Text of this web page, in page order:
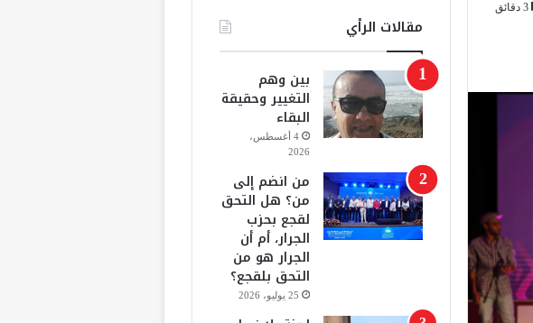
3 دقائق
ب
ك
u
b
مقالات الرأي
بين وهم
التغيير وحقيقة
البقاء
4 أغسطس،
2026
من انضم إلى
من؟ هل التحق
لقجع بحزب
الجرار، أم أن
الجرار هو من
التحق بلقجع؟
25 يوليو، 2026